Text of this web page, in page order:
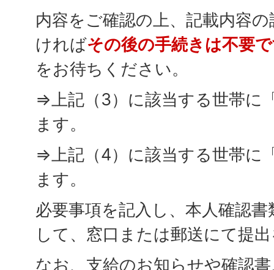
内容をご確認の上、記載内容
ければその後の手続きは不要
をお待ちください。
⇒上記（3）に該当する世帯に
ます。
⇒上記（4）に該当する世帯に
ます。
必要事項を記入し、本人確認
して、窓口または郵送にて提
なお、支給のお知らせや確認